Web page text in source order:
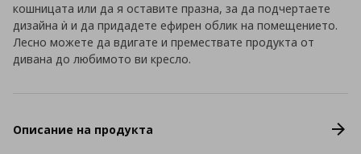
кошницата или да я оставите празна, за да подчертаете
дизайна ѝ и да придадете ефирен облик на помещението.
Лесно можете да вдигате и премествате продукта от
дивана до любимото ви кресло.
Описание на продукта